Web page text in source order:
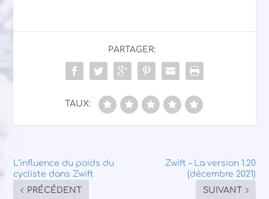
PARTAGER:
TAUX:
L’influence du poids du
cycliste dans Zwift
PRÉCÉDENT
Zwift – La version 1.20
(décembre 2021)
SUIVANT